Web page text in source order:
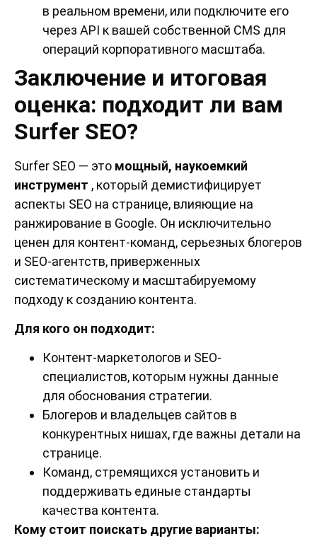
в реальном времени, или подключите его
через API к вашей собственной CMS для
операций корпоративного масштаба.
Заключение и итоговая
оценка: подходит ли вам
Surfer SEO?
Surfer SEO — это мощный, наукоемкий
инструмент , который демистифицирует
аспекты SEO на странице, влияющие на
ранжирование в Google. Он исключительно
ценен для контент-команд, серьезных блогеров
и SEO-агентств, приверженных
систематическому и масштабируемому
подходу к созданию контента.
Для кого он подходит:
Контент-маркетологов и SEO-
специалистов, которым нужны данные
для обоснования стратегии.
Блогеров и владельцев сайтов в
конкурентных нишах, где важны детали на
странице.
Команд, стремящихся установить и
поддерживать единые стандарты
качества контента.
Кому стоит поискать другие варианты: